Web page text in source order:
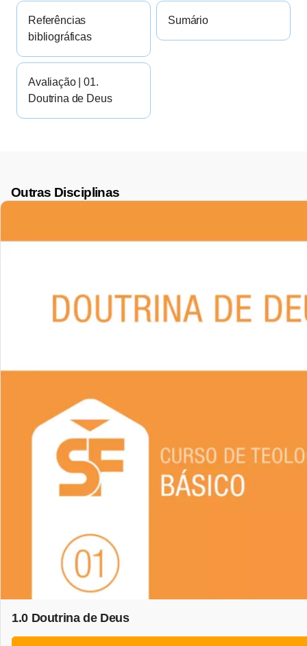
Referências
bibliográficas
Sumário
Avaliação | 01.
Doutrina de Deus
Outras Disciplinas
1.0 Doutrina de Deus